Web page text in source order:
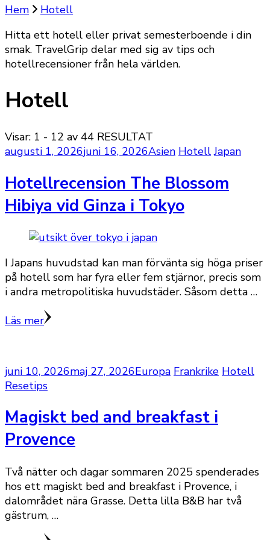
Hem
Hotell
Hitta ett hotell eller privat semesterboende i din
smak. TravelGrip delar med sig av tips och
hotellrecensioner från hela världen.
Hotell
Visar: 1 - 12 av 44 RESULTAT
augusti 1, 2026juni 16, 2026Asien Hotell Japan
Hotellrecension The Blossom
Hibiya vid Ginza i Tokyo
I Japans huvudstad kan man förvänta sig höga priser
på hotell som har fyra eller fem stjärnor, precis som
i andra metropolitiska huvudstäder. Såsom detta …
Läs mer
juni 10, 2026maj 27, 2026Europa Frankrike Hotell
Resetips
Magiskt bed and breakfast i
Provence
Två nätter och dagar sommaren 2025 spenderades
hos ett magiskt bed and breakfast i Provence, i
dalområdet nära Grasse. Detta lilla B&B har två
gästrum, …